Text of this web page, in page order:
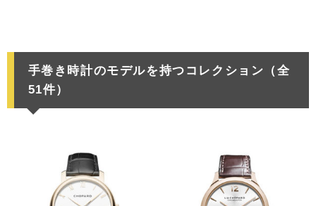
手巻き時計のモデルを持つコレクション（全
51件）